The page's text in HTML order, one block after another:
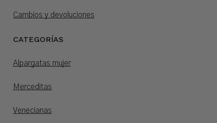
Cambios y devoluciones
CATEGORÍAS
Alpargatas mujer
Merceditas
Venecianas